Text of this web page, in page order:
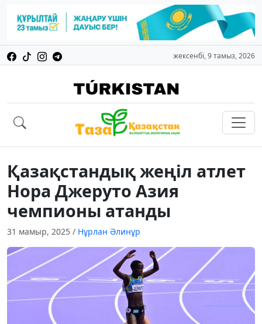
жексенбі, 9 тамыз, 2026
Қазақстандық жеңіл атлет
Нора Джеруто Азия
чемпионы атанды
31 мамыр, 2025 / Нұрлан Әлинұр